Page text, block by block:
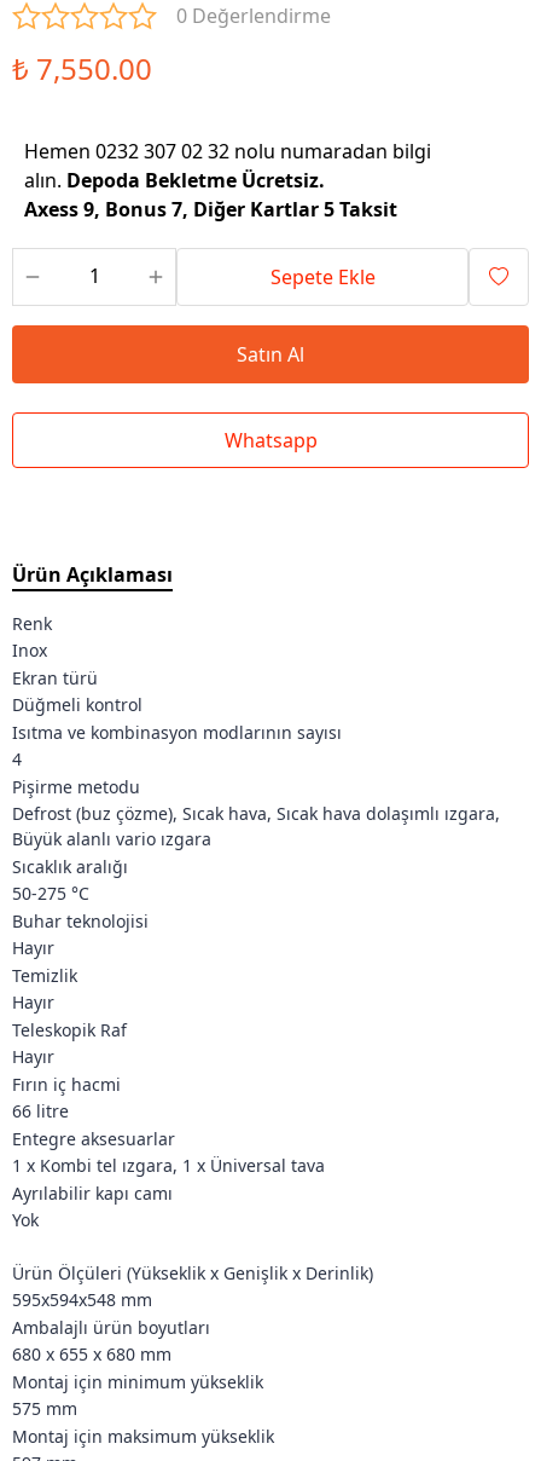
0 Değerlendirme
₺ 7,550.00
Hemen 0232 307 02 32 nolu numaradan bilgi
alın. Depoda Bekletme Ücretsiz.
Axess 9, Bonus 7, Diğer Kartlar 5 Taksit
Sepete Ekle
Satın Al
Whatsapp
Ürün Açıklaması
Renk
Inox
Ekran türü
Düğmeli kontrol
Isıtma ve kombinasyon modlarının sayısı
4
Pişirme metodu
Defrost (buz çözme), Sıcak hava, Sıcak hava dolaşımlı ızgara,
Büyük alanlı vario ızgara
Sıcaklık aralığı
50-275 °C
Buhar teknolojisi
Hayır
Temizlik
Hayır
Teleskopik Raf
Hayır
Fırın iç hacmi
66 litre
Entegre aksesuarlar
1 x Kombi tel ızgara, 1 x Üniversal tava
Ayrılabilir kapı camı
Yok
Ürün Ölçüleri (Yükseklik x Genişlik x Derinlik)
595x594x548 mm
Ambalajlı ürün boyutları
680 x 655 x 680 mm
Montaj için minimum yükseklik
575 mm
Montaj için maksimum yükseklik